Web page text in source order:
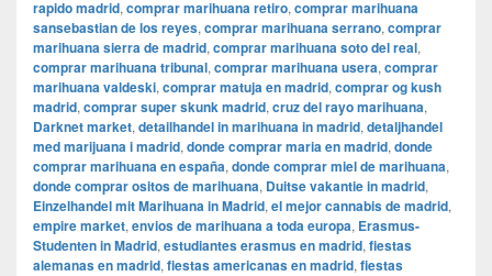
rapido madrid, comprar marihuana retiro, comprar marihuana
sansebastian de los reyes, comprar marihuana serrano, comprar
marihuana sierra de madrid, comprar marihuana soto del real,
comprar marihuana tribunal, comprar marihuana usera, comprar
marihuana valdeski, comprar matuja en madrid, comprar og kush
madrid, comprar super skunk madrid, cruz del rayo marihuana,
Darknet market, detailhandel in marihuana in madrid, detaljhandel
med marijuana i madrid, donde comprar maria en madrid, donde
comprar marihuana en españa, donde comprar miel de marihuana,
donde comprar ositos de marihuana, Duitse vakantie in madrid,
Einzelhandel mit Marihuana in Madrid, el mejor cannabis de madrid,
empire market, envios de marihuana a toda europa, Erasmus-
Studenten in Madrid, estudiantes erasmus en madrid, fiestas
alemanas en madrid, fiestas americanas en madrid, fiestas